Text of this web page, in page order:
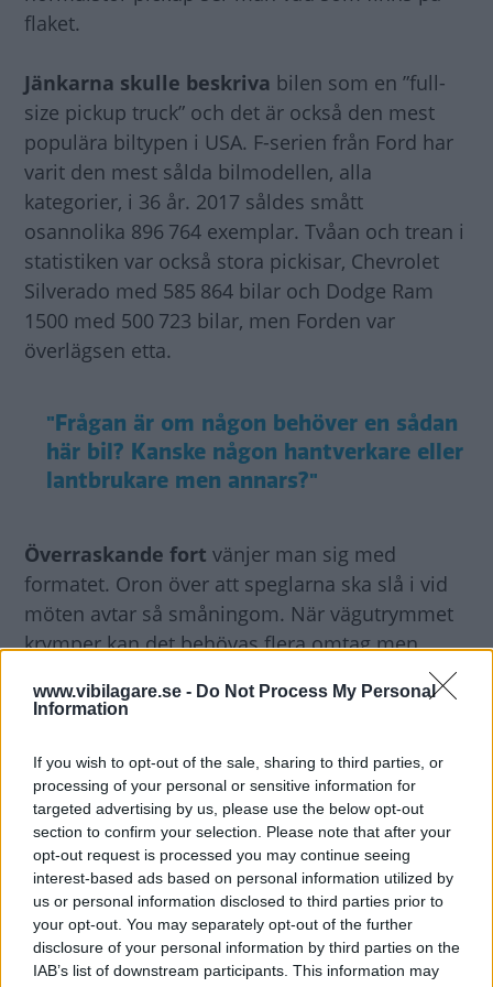
www.vibilagare.se - Do Not Process My Personal
Information
If you wish to opt-out of the sale, sharing to third parties, or
processing of your personal or sensitive information for
targeted advertising by us, please use the below opt-out
section to confirm your selection. Please note that after your
opt-out request is processed you may continue seeing
interest-based ads based on personal information utilized by
us or personal information disclosed to third parties prior to
your opt-out. You may separately opt-out of the further
disclosure of your personal information by third parties on the
IAB’s list of downstream participants. This information may
flaket.
Jänkarna skulle beskriva bilen som en ”full-
size pickup truck” och det är också den mest
populära biltypen i USA. F-serien från Ford har
varit den mest sålda bilmodellen, alla
kategorier, i 36 år. 2017 såldes smått
osannolika 896 764 exemplar. Tvåan och trean i
statistiken var också stora pickisar, Chevrolet
Silverado med 585 864 bilar och Dodge Ram
1500 med 500 723 bilar, men Forden var
överlägsen etta.
"Frågan är om någon behöver en sådan
här bil? Kanske någon hantverkare eller
lantbrukare men annars?"
Överraskande fort vänjer man sig med
formatet. Oron över att speglarna ska slå i vid
möten avtar så småningom. När vägutrymmet
krymper kan det behövas flera omtag men
naturligt att ratta en sådan här
smidig för att lotsas igenom en drive-through
vid en hamburgerrestaurang. Armstödet mellan
stolarna fungerar utmärkt som matbord,
mugghållarna skulle klara betydligt större
storlek på läsken.
Senaste generationenav F-150 kom 2015 och
den stora nyheten var att bilen tappat över 300